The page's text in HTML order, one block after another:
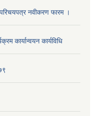
परिचयपत्र नवीकरण फारम ।
कार्यान्वयन कार्यविधि